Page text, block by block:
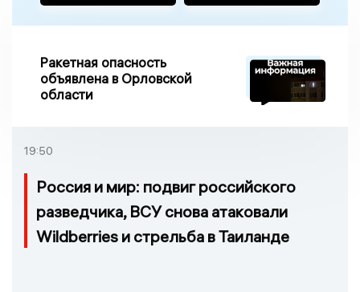
Ракетная опасность
объявлена в Орловской
области
19:50
Россия и мир: подвиг российского
разведчика, ВСУ снова атаковали
Wildberries и стрельба в Таиланде